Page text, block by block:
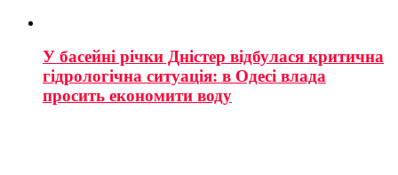
У басейні річки Дністер відбулася критична
гідрологічна ситуація: в Одесі влада
просить економити воду